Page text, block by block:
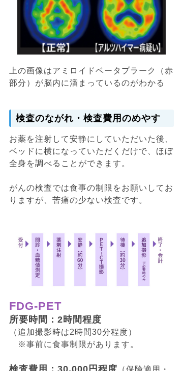
上の画像はアミロイドベータプラーク（赤
部分）が脳内に溜まっているのがわかる
検査のながれ・検査費用のめやす
お薬を注射して安静にしていただいた後、
ベッドに横になっていただくだけで、ほぼ
全身を調べることができます。
がんの検査では食事の制限をお願いしてお
りますが、苦痛の少ない検査です。
FDG-PET
所要時間：2時間程度
（追加撮影時は2時間30分程度）
※事前に食事制限があります。